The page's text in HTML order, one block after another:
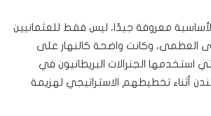
معروفة جيدًا، ليس فقط للعثمانيين
العظمى، وكانت واضحة كالنهار على
استخدمها الجنرالات البريطانيون في
أثناء تخطيطهم الاستراتيجي لهزيمة